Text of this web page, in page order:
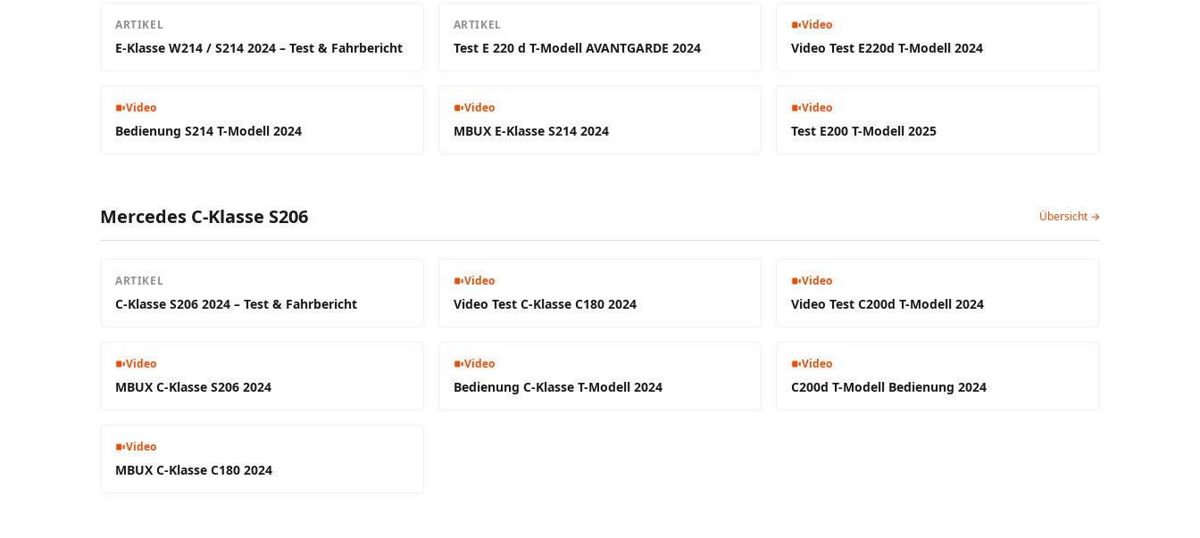
ARTIKEL
E-Klasse W214 / S214 2024 – Test & Fahrbericht
ARTIKEL
Test E 220 d T-Modell AVANTGARDE 2024
Video
Video Test E220d T-Modell 2024
Video
Bedienung S214 T-Modell 2024
Video
MBUX E-Klasse S214 2024
Video
Test E200 T-Modell 2025
Mercedes C-Klasse S206 Übersicht →
ARTIKEL
C-Klasse S206 2024 – Test & Fahrbericht
Video
Video Test C-Klasse C180 2024
Video
Video Test C200d T-Modell 2024
Video
MBUX C-Klasse S206 2024
Video
Bedienung C-Klasse T-Modell 2024
Video
C200d T-Modell Bedienung 2024
Video
MBUX C-Klasse C180 2024